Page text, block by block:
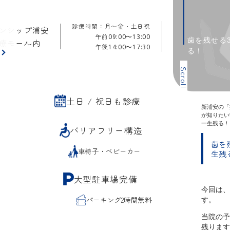
シップ浦安
モール内
診療時間：月〜金・土日祝
午前09:00〜13:00
午後14:00〜17:30
土日 / 祝日も診療
バリアフリー構造
車椅子・ベビーカー
大型駐車場完備
パーキング2時間無料
Scroll
歯を残せる
る！
新浦安の
が知りた
一生残る！
歯を
生残
今回は
す。
当院の
残りま